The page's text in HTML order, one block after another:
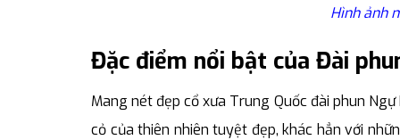
Hình ảnh
Đặc điểm nổi bật của Đài
Mang nét đẹp cổ xưa Trung Quốc đài phun
cỏ của thiên nhiên tuyệt đẹp, khác hẳn với